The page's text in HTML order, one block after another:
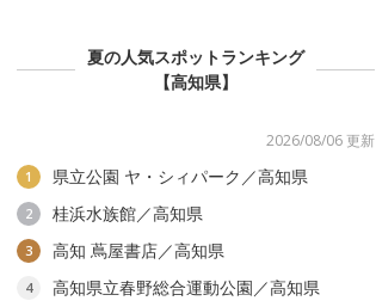
夏の人気スポットランキング
【高知県】
2026/08/06 更新
1 県立公園 ヤ・シィパーク／高知県
2 桂浜水族館／高知県
3 高知 蔦屋書店／高知県
4
高知県立春野総合運動公園／高知県